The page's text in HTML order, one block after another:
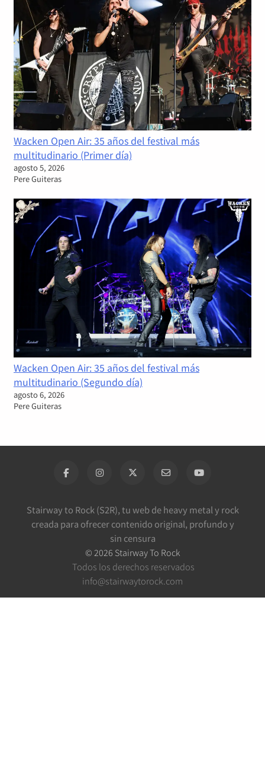
Wacken Open Air: 35 años del festival más
multitudinario (Primer día)
agosto 5, 2026
Pere Guiteras
Wacken Open Air: 35 años del festival más
multitudinario (Segundo día)
agosto 6, 2026
Pere Guiteras
Stairway to Rock (S2R), tu web de heavy metal y rock
creada para ofrecer contenido original, profundo y
sin censura
© 2026 Stairway To Rock
Todos los derechos reservados
info@stairwaytorock.com